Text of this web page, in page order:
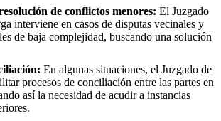
de conflictos menores: El Juzgado
interviene en casos de disputas vecinales y
de baja complejidad, buscando una solución
En algunas situaciones, el Juzgado de
procesos de conciliación entre las partes en
así la necesidad de acudir a instancias